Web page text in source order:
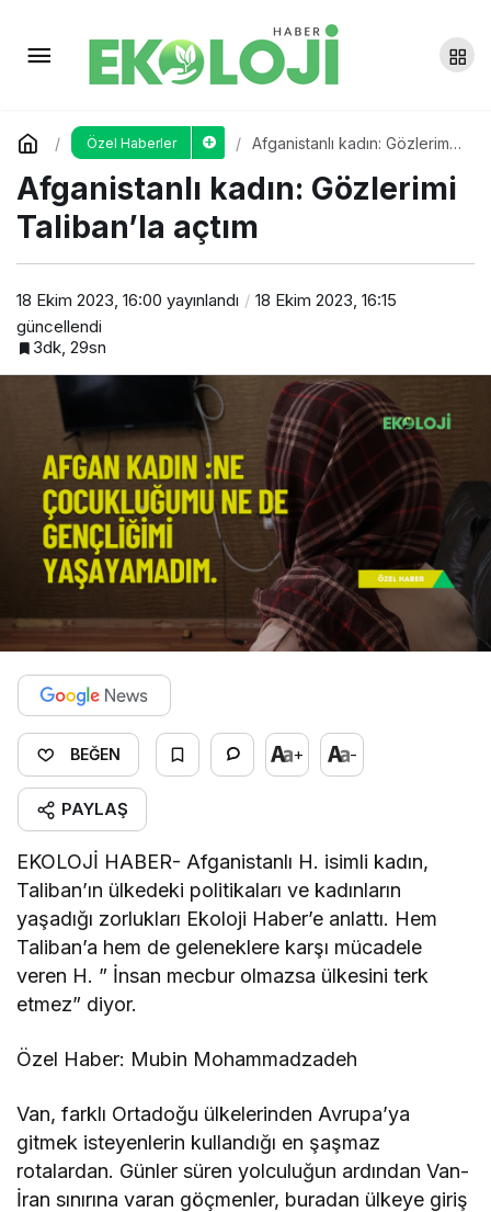
Özel Haberler
Afganistanlı kadın: Gözlerimi
Afganistanlı kadın: Gözlerimi
Taliban’la açtım
18 Ekim 2023, 16:00 yayınlandı
18 Ekim 2023, 16:15
güncellendi
3dk, 29sn
BEĞEN + -
PAYLAŞ
EKOLOJİ HABER- Afganistanlı H. isimli kadın,
Taliban’ın ülkedeki politikaları ve kadınların
yaşadığı zorlukları Ekoloji Haber’e anlattı. Hem
Taliban’a hem de geleneklere karşı mücadele
veren H. ” İnsan mecbur olmazsa ülkesini terk
etmez” diyor.
Özel Haber: Mubin Mohammadzadeh
Van, farklı Ortadoğu ülkelerinden Avrupa’ya
gitmek isteyenlerin kullandığı en şaşmaz
rotalardan. Günler süren yolculuğun ardından Van-
İran sınırına varan göçmenler, buradan ülkeye giriş
Van Gölü kıyısında yapılan
belediyeye ait kafe için bilirkişi raporu
açıklandı: “Kıyı kanununa aykırı”
Yorum Yap Paylaş